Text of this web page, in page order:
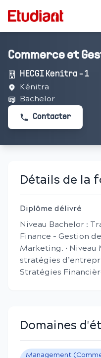
Commerce et
HECGI Kenitra - 1
Kénitra
Bachelor
Contacter
Détails de la
Diplôme délivré
Niveau Bachelor :
Finance - Gestion
Marketing. •
stratégies
Stratégies
Domaines
Management